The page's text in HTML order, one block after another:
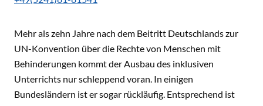
Mehr als zehn Jahre nach dem Beitritt Deutschlands zur
UN-Konvention über die Rechte von Menschen mit
Behinderungen kommt der Ausbau des inklusiven
Unterrichts nur schleppend voran. In einigen
Bundesländern ist er sogar rückläufig. Entsprechend ist